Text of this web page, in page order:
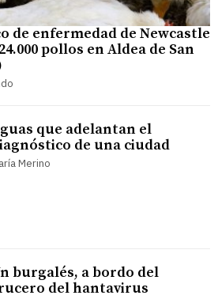
de enfermedad de Newcastle
pollos en Aldea de San
que adelantan el
de una ciudad
Merino
burgalés, a bordo del
del hantavirus